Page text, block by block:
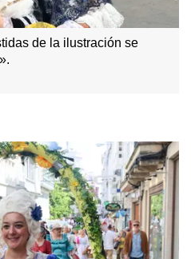
de la ilustración se